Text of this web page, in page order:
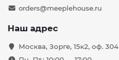
orders@meeplehouse.ru
Наш адрес
Москва, Зорге, 15к2, оф. 304